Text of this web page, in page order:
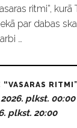
ritmi”, kurā
par dabas
…
RITMI”
plkst. 00:00
plkst. 20:00